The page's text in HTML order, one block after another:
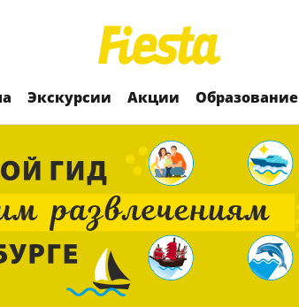
Экскурсии Акции Образование